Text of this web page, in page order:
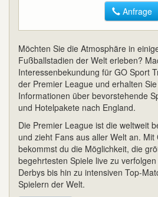
Anfrage
Möchten Sie die Atmosphäre in
Fußballstadien der Welt erleben?
Interessenbekundung für GO Sport
der Premier League und erhalten
Informationen über bevorstehende
und Hotelpakete nach England.
Die Premier League ist die weltweit
und zieht Fans aus aller Welt an. Mit
bekommst du die Möglichkeit, die
begehrtesten Spiele live zu
Derbys bis hin zu intensiven Top-
Spielern der Welt.